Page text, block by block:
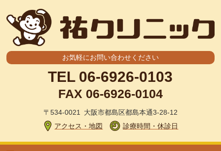
お気軽にお問い合わせください
TEL 06-6926-0103
FAX 06-6926-0104
〒534-0021 大阪市都島区都島本通3-28-12
アクセス・地図
診療時間・休診日